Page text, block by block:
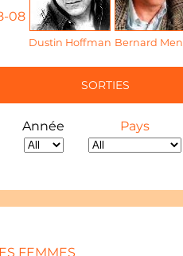
08
Dustin Hoffman Bernard
SORTIES
Année Pays
FEMMES